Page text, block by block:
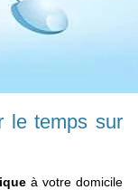
le temps sur
à votre domicile